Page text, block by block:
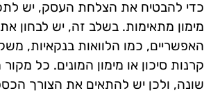
כדי להבטיח את הצלחת העסק, יש
מימון מתאימות. בשלב זה, יש לבחון
האפשריים, כמו הלוואות בנקאיות,
קרנות סיכון או מימון המונים. כל
שונה, ולכן יש להתאים את הצורך